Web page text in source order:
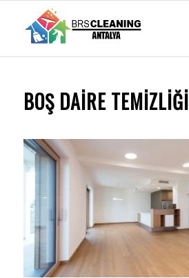
BOŞ DAIRE TEMIZLIĞI